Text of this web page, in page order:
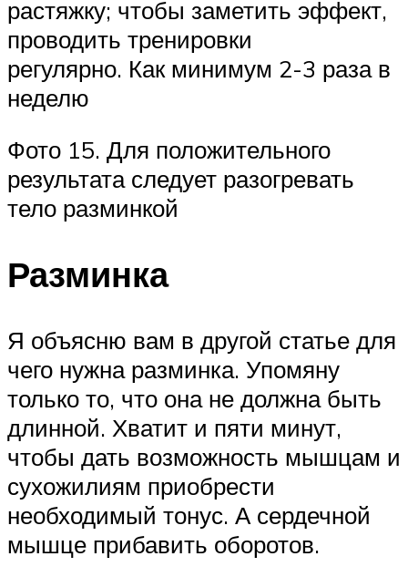
растяжку; чтобы заметить эффект,
проводить тренировки
регулярно. Как минимум 2-3 раза в
неделю
Фото 15. Для положительного
результата следует разогревать
тело разминкой
Разминка
Я объясню вам в другой статье для
чего нужна разминка. Упомяну
только то, что она не должна быть
длинной. Хватит и пяти минут,
чтобы дать возможность мышцам и
сухожилиям приобрести
необходимый тонус. А сердечной
мышце прибавить оборотов.